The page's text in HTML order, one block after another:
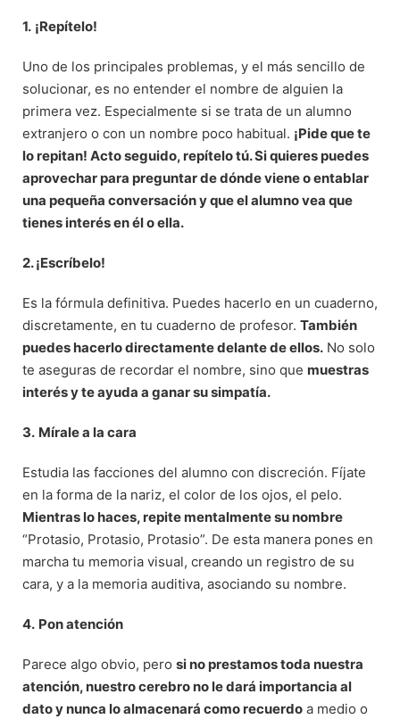
1. ¡Repítelo!
Uno de los principales problemas, y el más sencillo de
solucionar, es no entender el nombre de alguien la
primera vez. Especialmente si se trata de un alumno
extranjero o con un nombre poco habitual. ¡Pide que te
lo repitan! Acto seguido, repítelo tú. Si quieres puedes
aprovechar para preguntar de dónde viene o entablar
una pequeña conversación y que el alumno vea que
tienes interés en él o ella.
2. ¡Escríbelo!
Es la fórmula definitiva. Puedes hacerlo en un cuaderno,
discretamente, en tu cuaderno de profesor. También
puedes hacerlo directamente delante de ellos. No solo
te aseguras de recordar el nombre, sino que muestras
interés y te ayuda a ganar su simpatía.
3. Mírale a la cara
Estudia las facciones del alumno con discreción. Fíjate
en la forma de la nariz, el color de los ojos, el pelo.
Mientras lo haces, repite mentalmente su nombre
“Protasio, Protasio, Protasio”. De esta manera pones en
marcha tu memoria visual, creando un registro de su
cara, y a la memoria auditiva, asociando su nombre.
4. Pon atención
Parece algo obvio, pero si no prestamos toda nuestra
atención, nuestro cerebro no le dará importancia al
dato y nunca lo almacenará como recuerdo a medio o